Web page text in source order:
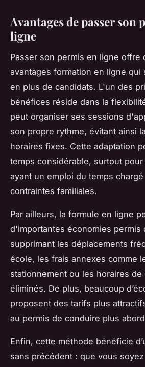
Avantages de passer son
ligne
Passer son permis en ligne offre
avantages formation en ligne qui
en plus de candidats. L'un des
bénéfices réside dans la
peut organiser ses sessions
son propre rythme, évitant ainsi
horaires fixes. Cette adaptation
temps considérable, surtout
ayant un emploi du temps
contraintes familiales.
Par ailleurs, la formule en ligne
d'importantes économies permis
supprimant les déplacements
école, les frais annexes comme
stationnement ou les horaires
éliminés. De plus, beaucoup
proposent des tarifs plus
au permis de conduire plus
Enfin, cette méthode bénéficie
sans précédent : que vous